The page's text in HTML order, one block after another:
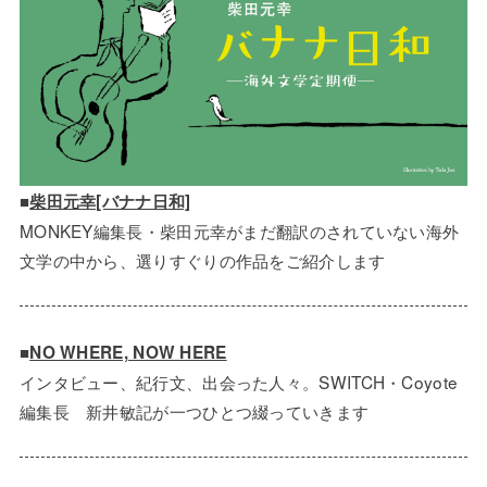
■柴田元幸[バナナ日和]
MONKEY編集長・柴田元幸がまだ翻訳のされていない海外
文学の中から、選りすぐりの作品をご紹介します
■NO WHERE, NOW HERE
インタビュー、紀行文、出会った人々。SWITCH・Coyote
編集長 新井敏記が一つひとつ綴っていきます